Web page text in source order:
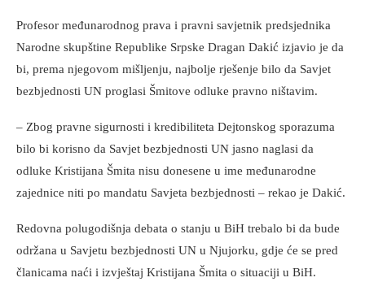
Profesor međunarodnog prava i pravni savjetnik predsjednika
Narodne skupštine Republike Srpske Dragan Dakić izjavio je da
bi, prema njegovom mišljenju, najbolje rješenje bilo da Savjet
bezbjednosti UN proglasi Šmitove odluke pravno ništavim.
– Zbog pravne sigurnosti i kredibiliteta Dejtonskog sporazuma
bilo bi korisno da Savjet bezbjednosti UN jasno naglasi da
odluke Kristijana Šmita nisu donesene u ime međunarodne
zajednice niti po mandatu Savjeta bezbjednosti – rekao je Dakić.
Redovna polugodišnja debata o stanju u BiH trebalo bi da bude
održana u Savjetu bezbjednosti UN u Njujorku, gdje će se pred
članicama naći i izvještaj Kristijana Šmita o situaciji u BiH.